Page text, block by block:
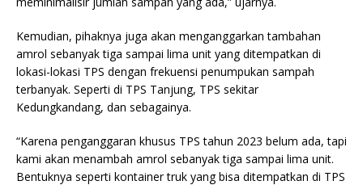
Kemudian, pihaknya juga akan menganggarkan tambahan
amrol sebanyak tiga sampai lima unit yang ditempatkan di
lokasi-lokasi TPS dengan frekuensi penumpukan sampah
terbanyak. Seperti di TPS Tanjung, TPS sekitar
Kedungkandang, dan sebagainya.
“Karena penganggaran khusus TPS tahun 2023 belum ada, tapi
kami akan menambah amrol sebanyak tiga sampai lima unit.
Bentuknya seperti kontainer truk yang bisa ditempatkan di TPS